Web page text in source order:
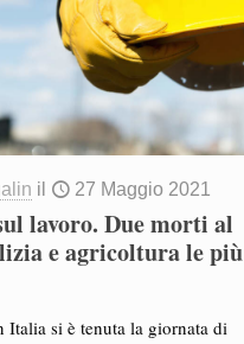
il 27 Maggio 2021
lavoro. Due morti al
e agricoltura le più
si è tenuta la giornata di